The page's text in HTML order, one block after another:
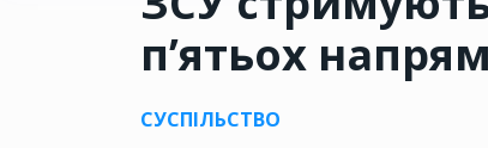
п’ятьох
СУСПІЛЬСТВО